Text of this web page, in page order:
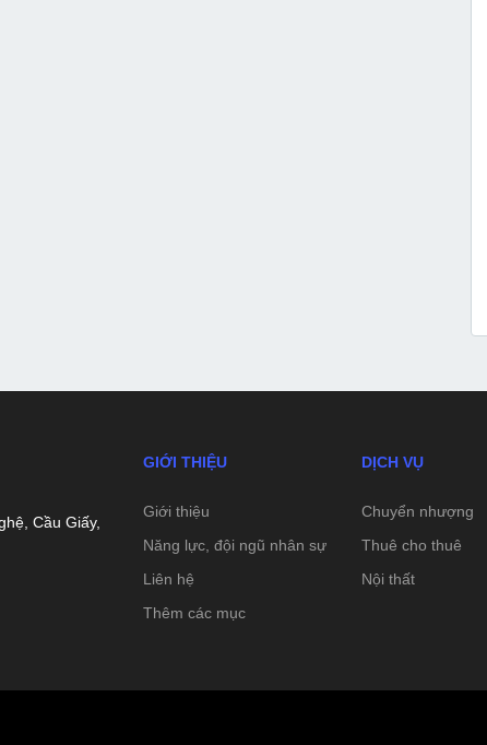
Cầu Giấy,
GIỚI THIỆU
Giới thiệu
Năng lực, đội ngũ nhân sự
Liên hệ
Thêm các mục
DỊCH VỤ
Chuyển nhượng
Thuê cho thuê
Nội thất